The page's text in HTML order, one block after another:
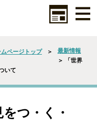
ページトップ ＞
最新情報
＞ 「世界
いて
をつ・く・